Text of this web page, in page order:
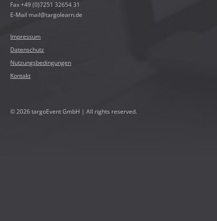
Fax +49 (0)7251 32654 31
E-Mail mail@targolearn.de
Impressum
Datenschutz
Nutzungsbedingungen
Kontakt
© 2026 targoEvent GmbH | All rights reserved.